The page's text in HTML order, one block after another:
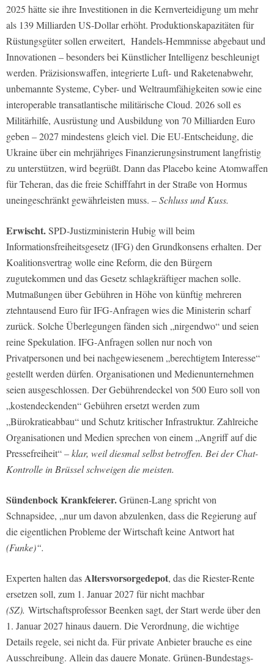
2025 hätte sie ihre Investitionen in die Kernverteidigung um mehr
als 139 Milliarden US-Dollar erhöht. Produktionskapazitäten für
Rüstungsgüter sollen erweitert, Handels-Hemmnisse abgebaut und
Innovationen – besonders bei Künstlicher Intelligenz beschleunigt
werden. Präzisionswaffen, integrierte Luft- und Raketenabwehr,
unbemannte Systeme, Cyber- und Weltraumfähigkeiten sowie eine
interoperable transatlantische militärische Cloud. 2026 soll es
Militärhilfe, Ausrüstung und Ausbildung von 70 Milliarden Euro
geben – 2027 mindestens gleich viel. Die EU-Entscheidung, die
Ukraine über ein mehrjähriges Finanzierungsinstrument langfristig
zu unterstützen, wird begrüßt. Dann das Placebo keine Atomwaffen
für Teheran, das die freie Schifffahrt in der Straße von Hormus
uneingeschränkt gewährleisten muss. – Schluss und Kuss.
Erwischt.SPD-Justizministerin Hubig will beim
Informationsfreiheitsgesetz (IFG) den Grundkonsens erhalten. Der
Koalitionsvertrag wolle eine Reform, die den Bürgern
zugutekommen und das Gesetz schlagkräftiger machen solle.
Mutmaßungen über Gebühren in Höhe von künftig mehreren
ztehntausend Euro für IFG-Anfragen wies die Ministerin scharf
zurück. Solche Überlegungen fänden sich „nirgendwo“ und seien
reine Spekulation. IFG-Anfragen sollen nur noch von
Privatpersonen und bei nachgewiesenem „berechtigtem Interesse“
gestellt werden dürfen. Organisationen und Medienunternehmen
seien ausgeschlossen. Der Gebührendeckel von 500 Euro soll von
„kostendeckenden“ Gebühren ersetzt werden zum
„Bürokratieabbau“ und Schutz kritischer Infrastruktur. Zahlreiche
Organisationen und Medien sprechen von einem „Angriff auf die
Pressefreiheit“– klar, weil diesmal selbst betroffen. Bei der Chat-
Kontrolle in Brüssel schweigen die meisten.
Sündenbock Krankfeierer.Grünen-Lang spricht von
Schnapsidee, „nur um davon abzulenken, dass die Regierung auf
die eigentlichen Probleme der Wirtschaft keine Antwort hat
(Funke)“.
Experten halten dasAltersvorsorgedepot, das die Riester-Rente
ersetzen soll, zum 1. Januar 2027 für nicht machbar
(SZ). Wirtschaftsprofessor Beenken sagt, der Start werde über den
1. Januar 2027 hinaus dauern. Die Verordnung, die wichtige
Details regele, sei nicht da. Für private Anbieter brauche es eine
Ausschreibung. Allein das dauere Monate. Grünen-Bundestags-